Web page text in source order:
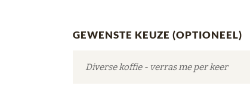
GEWENSTE KEUZE (OPTIONEEL)